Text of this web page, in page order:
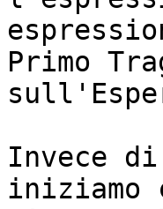
Primo
Invece
iniziamo